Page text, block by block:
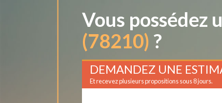
Vous possédez
(78210) ?
DEMANDEZ UNE
Et recevez plusieurs propositions sous 8 jours.